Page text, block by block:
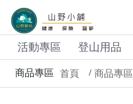
活動專區 登山用品
商品專區 首頁 商品專區